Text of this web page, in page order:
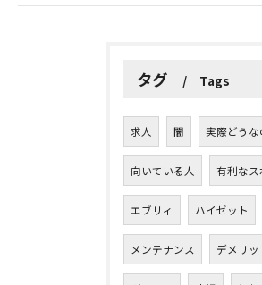
タグ Tags
求人 闇 実際どうな
向いている人 有利なス
エブリィ ハイゼット
メンテナンス デメリッ